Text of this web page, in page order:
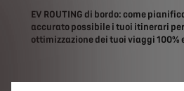
EV ROUTING di bordo: come
accurato possibile i tuoi itinerari
ottimizzazione dei tuoi viaggi 100%